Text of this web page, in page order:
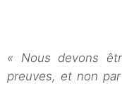
« Nous devons
preuves, et non